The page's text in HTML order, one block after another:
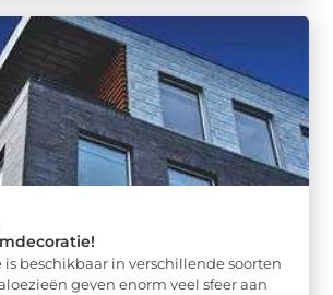
is beschikbaar in verschillende soorten
geven enorm veel sfeer aan